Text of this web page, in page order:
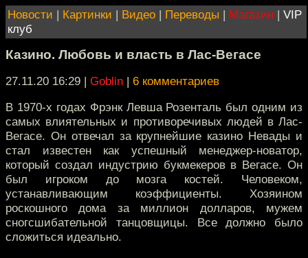
Новости | Картинки | Видео | Переводы | Магазин | VIP
клуб
Казино. Любовь и власть в Лас-Вегасе
27.11.20 16:29 | Goblin | 6 комментариев
В 1970-х годах Фрэнк Левша Розенталь был одним из
самых влиятельных и противоречивых людей в Лас-
Вегасе. Он отвечал за крупнейшие казино Невады и
стал известен как успешный менеджер-новатор,
который создал индустрию букмекеров в Вегасе. Он
был игроком до мозга костей. Человеком,
устанавливающим коэффициенты. Хозяином
роскошного дома за миллион долларов, мужем
сногсшибательной танцовщицы. Все должно было
сложиться идеально.